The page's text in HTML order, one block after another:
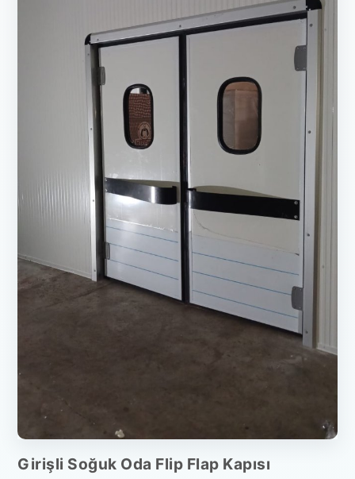
Girişli Soğuk Oda Flip Flap Kapısı